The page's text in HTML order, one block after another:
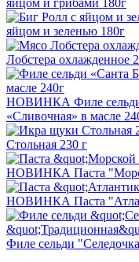
яйцом и зеленью 180г
Лобстера охлажденное
НОВИНКА Филе
«Сливочная» в масле
Стольная 230 г
НОВИНКА Паста
НОВИНКА Паста
Филе сельди